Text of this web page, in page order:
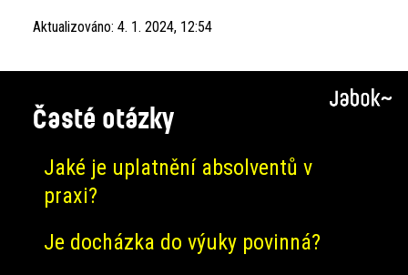
Aktualizováno: 4. 1. 2024, 12:54
Časté otázky
Jaké je uplatnění absolventů v
praxi?
Je docházka do výuky povinná?